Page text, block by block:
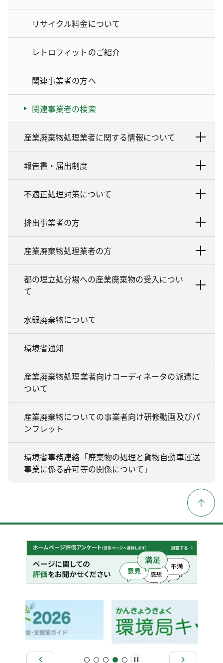
リサイクル料金について
レトロフィットのご紹介
関連事業者の方へ
関連事業者の検索
産業廃棄物処理業者に関する情報について
報告書・届出制度
不適正処理対策について
排出事業者の方
産業廃棄物処理業者の方
都の埋立処分場への産業廃棄物の受入につい
て
水銀廃棄物について
環境省通知
産業廃棄物処理業者向けコーディネータの派遣に
ついて
産業廃棄物についての事業者向け研修動画及びパ
ンフレット
環境省事務連絡「廃棄物の処理と貨物自動車運送
事業に係る許可等の関係について」